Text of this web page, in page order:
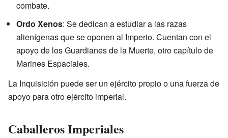
combate.
Ordo Xenos: Se dedican a estudiar a las razas
alienígenas que se oponen al Imperio. Cuentan con el
apoyo de los Guardianes de la Muerte, otro capítulo de
Marines Espaciales.
La Inquisición puede ser un ejército propio o una fuerza de
apoyo para otro ejército imperial.
Caballeros Imperiales